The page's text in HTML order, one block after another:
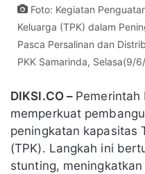
Foto: Kegiatan
Keluarga (TPK) dalam
Pasca Persalinan dan
PKK Samarinda, Selasa(9/
DIKSI.CO – Pemerintah
memperkuat
peningkatan kapasitas
(TPK). Langkah ini
stunting,